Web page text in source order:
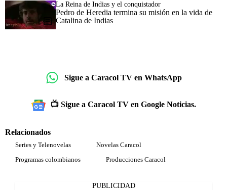
La Reina de Indias y el conquistador
Pedro de Heredia termina su misión en la vida de
Catalina de Indias
Sigue a Caracol TV en WhatsApp
📺 Sigue a Caracol TV en Google Noticias.
Relacionados
Series y Telenovelas
Novelas Caracol
Programas colombianos
Producciones Caracol
PUBLICIDAD